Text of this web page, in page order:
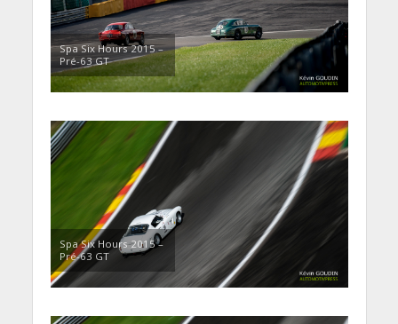
Spa Six Hours 2015 –
Pré-63 GT
Spa Six Hours 2015 –
Pré-63 GT